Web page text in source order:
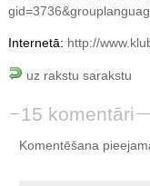
Internetā: http://
uz rakstu sarakstu
15 komentāri
Komentēšana